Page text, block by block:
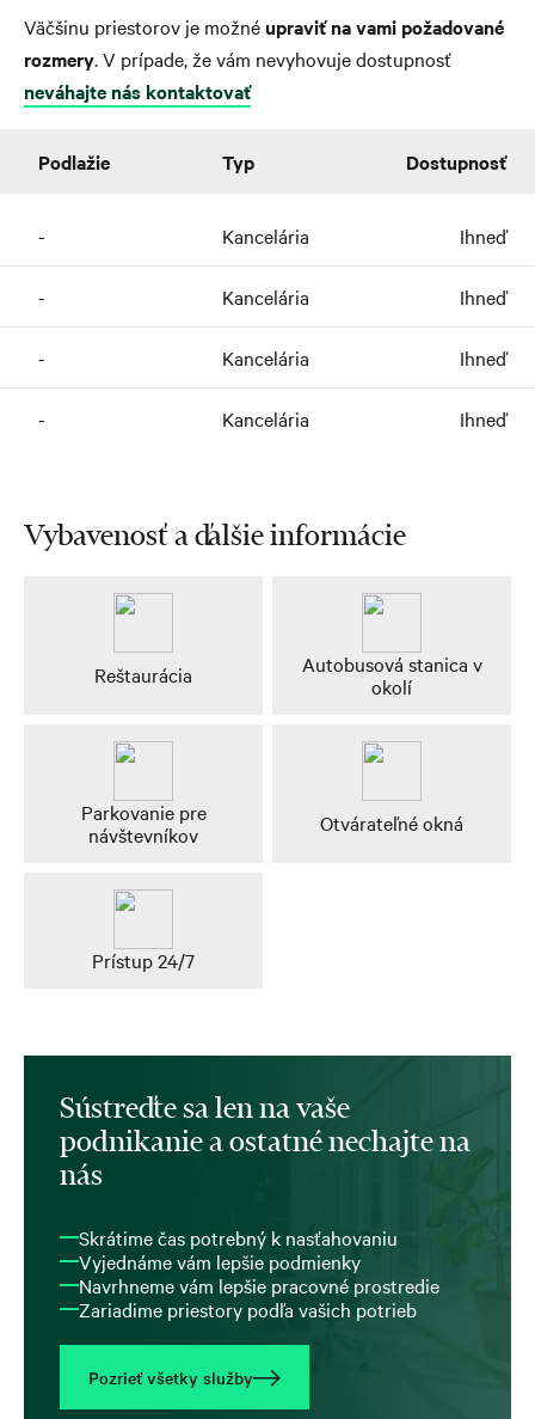
Väčšinu priestorov je možnéupraviť na vami požadované
rozmery. V prípade, že vám nevyhovuje dostupnosť
neváhajte nás kontaktovať
Podlažie Typ Dostupnosť
- Kancelária Ihneď
- Kancelária Ihneď
- Kancelária Ihneď
- Kancelária Ihneď
Vybavenosť a ďalšie informácie
Reštaurácia
Autobusová stanica v
okolí
Parkovanie pre
návštevníkov
Otvárateľné okná
Prístup 24/7
Sústreďte sa len na vaše
podnikanie a ostatné nechajte na
nás
Skrátime čas potrebný k nasťahovaniu
Vyjednáme vám lepšie podmienky
Navrhneme vám lepšie pracovné prostredie
Zariadime priestory podľa vašich potrieb
Pozrieť všetky služby